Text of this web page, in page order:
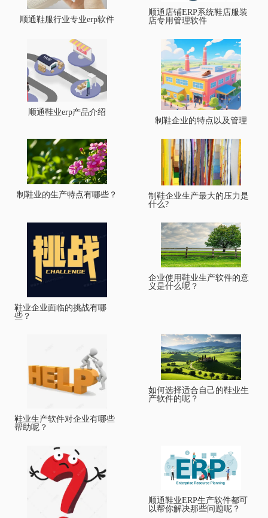
顺通鞋服行业专业erp软件
顺通店铺ERP系统鞋店服装
店专用管理软件
顺通鞋业erp产品介绍
制鞋企业的特点以及管理
制鞋业的生产特点有哪些？
制鞋企业生产最大的压力是
什么?
鞋业企业面临的挑战有哪
些？
企业使用鞋业生产软件的意
义是什么呢？
鞋业生产软件对企业有哪些
帮助呢？
如何选择适合自己的鞋业生
产软件的呢？
顺通鞋业ERP生产软件都可
以帮你解决那些问题呢？